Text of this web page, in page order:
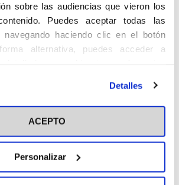
sobre las audiencias que vieron los
Puedes aceptar todas las
haciendo clic en el botón
alternativa, puedes acceder a
detallada y cambiar tus preferencias
Para más información puedes
de Cookies
Detalles
ACEPTO
Personalizar
en la batalla»
parte, reflexionó sobre el planteamiento
política -«me parece queevitar que se
«Hoy se pretende introducir en el campo
ahí es donde se vuelve perjudicial», destacó.
Cádiz de la ACdP, también se abordaron las
corrección política para la bioética, el
política de partidos. «Ahí no hay
no comulgas con el pensamiento único, te